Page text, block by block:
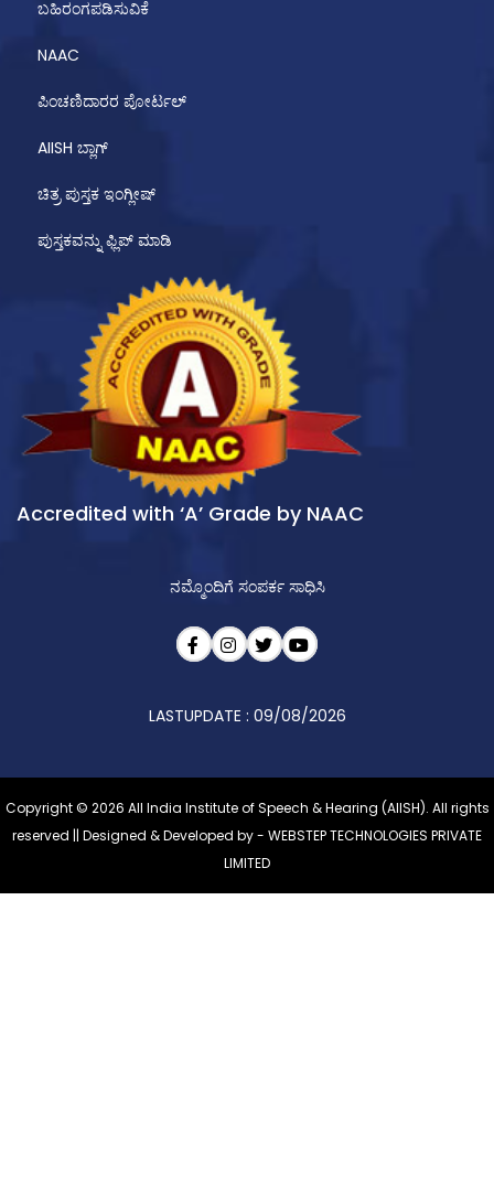
ಬಹಿರಂಗಪಡಿಸುವಿಕೆ
NAAC
ಪಿಂಚಣಿದಾರರ ಪೋರ್ಟಲ್
AIISH ಬ್ಲಾಗ್
ಚಿತ್ರ ಪುಸ್ತಕ ಇಂಗ್ಲೀಷ್
ಪುಸ್ತಕವನ್ನು ಫ್ಲಿಪ್ ಮಾಡಿ
Accredited with ‘A’ Grade by NAAC
ನಮ್ಮೊಂದಿಗೆ ಸಂಪರ್ಕ ಸಾಧಿಸಿ
LASTUPDATE : 09/08/2026
Copyright © 2026 All India Institute of Speech & Hearing (AIISH). All rights
reserved || Designed & Developed by - WEBSTEP TECHNOLOGIES PRIVATE
LIMITED